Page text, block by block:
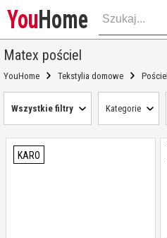
YouHome
Matex pościel
YouHome Tekstylia domowe Pościel
Wszystkie filtry Kategorie
KARO